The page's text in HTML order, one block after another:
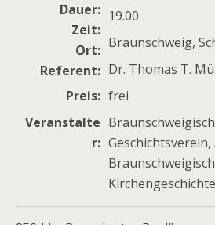
Dauer
Zeit
19.00
Ort
Braunschweig,
Referent
Dr. Thomas T.
Preis
frei
Veranstalte
r
Kirchengeschichte